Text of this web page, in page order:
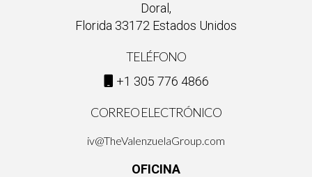
Doral,
Florida 33172 Estados Unidos
TELÉFONO
+1 305 776 4866
CORREO ELECTRÓNICO
iv@TheValenzuelaGroup.com
OFICINA